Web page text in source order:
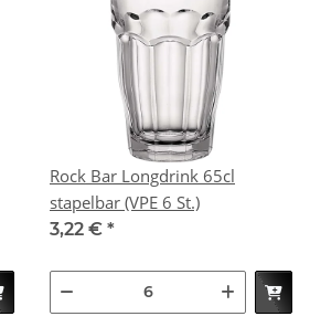
Rock Bar Longdrink 65cl
stapelbar (VPE 6 St.)
3,22 € *